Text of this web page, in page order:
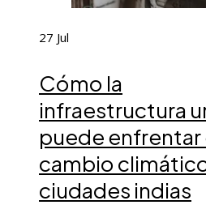
27 Jul
Cómo la
infraestructura
puede enfrentar
cambio
ciudades indias